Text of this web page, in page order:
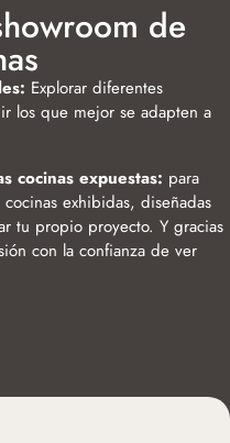
de
Explorar diferentes
los que mejor se adapten a
cocinas expuestas: para
exhibidas, diseñadas
tu propio proyecto. Y gracias
con la confianza de ver